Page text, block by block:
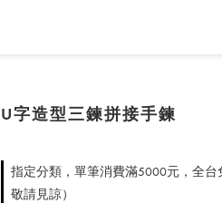
U字造型三鍊拼接手鍊
指定分類，單筆消費滿5000元，全
敬請見諒）